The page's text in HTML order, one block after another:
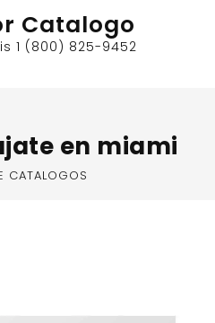
Catalogo
1 (800) 825-9452
en miami
CATALOGOS